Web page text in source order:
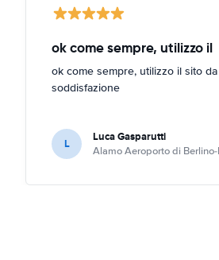
ok come sempre, utilizzo il
ok come sempre, utilizzo il sito
soddisfazione
L Luca Gasparutti
Alamo Aeroporto di